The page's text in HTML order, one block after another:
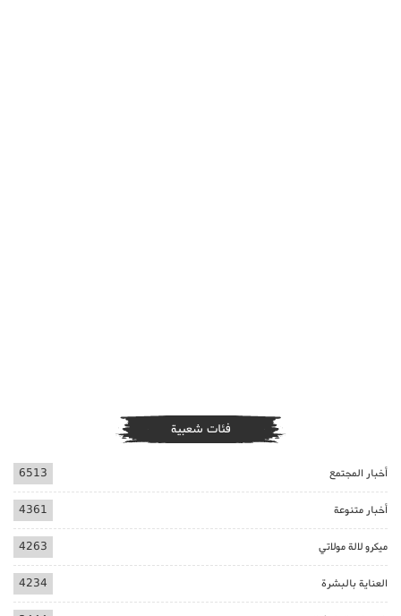
فئات شعبية
أخبار المجتمع 6513
أخبار متنوعة 4361
ميكرو لالة مولاتي 4263
العناية بالبشرة 4234